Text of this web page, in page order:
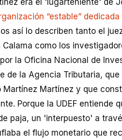
era el 'lugarteniente' de
“estable”
así lo describen tanto el
como los
la Oficina Nacional de
de la Agencia Tributaria, que
Martínez Martínez y que
Porque la UDEF entiende
paja, un 'interpuesto' a
el flujo monetario que